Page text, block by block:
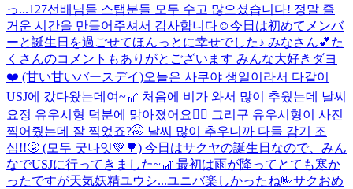
っ...127선배님들 스탭분들 모두 수고 많으셨습니다! 정말 즐
거운 시간을 만들어주셔서 감사합니다☺️今日は初めてメンバ
ーと誕生日を過ごせてほんっとに幸せでした♪ みなさん💕た
くさんのコメントもありがとございます みんな大好きダヨ
❤️ (甘い甘いバースデイ)오늘은 사쿠야 생일이라서 다같이
USJ에 갔다왔는데여~🎢 처음에 비가 와서 많이 추웠는데 날씨
요정 유우시형 덕분에 맑아졌어요🧚‍♂️ 그리구 유우시형이 사진
찍어줬는데 잘 찍었죠?🤭 날씨 많이 추우니까 다들 감기 조
심!!🤧 (모두 굿나잇💚🌳) 今日はサクヤの誕生日なので、みん
なでUSJに行ってきました~🎢 最初は雨が降ってとても寒か
ったですが天気妖精ユウシ...ユニバ楽しかったね🤟サクおめ